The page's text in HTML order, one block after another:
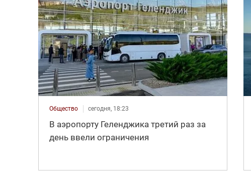
Общество сегодня, 18:23
В аэропорту Геленджика третий раз за
день ввели ограничения